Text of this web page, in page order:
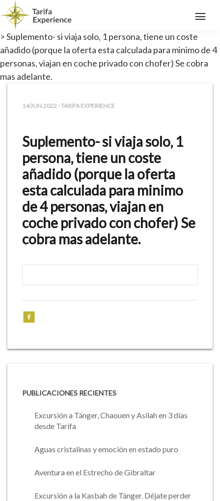
> Suplemento- si viaja solo, 1 persona, tiene un coste
añadido (porque la oferta esta calculada para minimo de 4
personas, viajan en coche privado con chofer) Se cobra
mas adelante.
14/JUN.2022 - TARIFA EXPERIENCE
Suplemento- si viaja solo, 1
persona, tiene un coste
añadido (porque la oferta
esta calculada para minimo
de 4 personas, viajan en
coche privado con chofer) Se
cobra mas adelante.
PUBLICACIONES RECIENTES
Excursión a Tánger, Chaouen y Asilah en 3 días
desde Tarifa
Aguas cristalinas y emoción en estado puro
Aventura en el Estrecho de Gibraltar
Excursión a la Kasbah de Tánger. Déjate perder